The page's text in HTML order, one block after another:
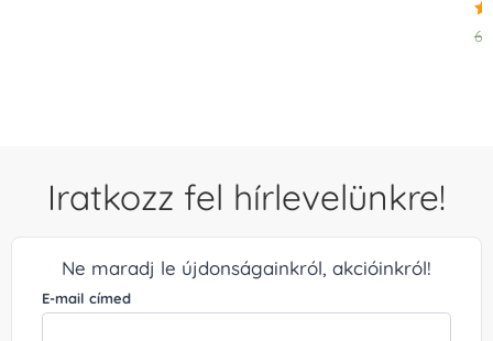
Iratkozz fel hírlevelünkre!
Ne maradj le újdonságainkról, akcióinkról!
E-mail címed